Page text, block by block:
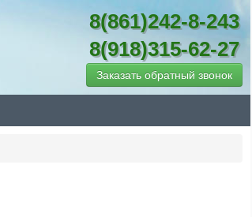
8(861)242-8-243
8(918)315-62-27
Заказать обратный звонок